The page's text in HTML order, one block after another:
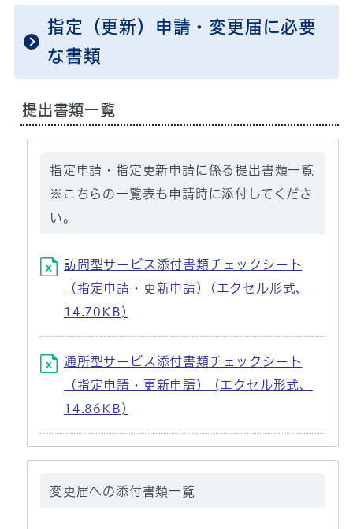
指定（更新）申請・変更届に必要
な書類
提出書類一覧
指定申請・指定更新申請に係る提出書類一覧
※こちらの一覧表も申請時に添付してくださ
い。
訪問型サービス添付書類チェックシート
（指定申請・更新申請）(エクセル形式、
14.70KB)
通所型サービス添付書類チェックシート
（指定申請・更新申請） (エクセル形式、
14.86KB)
変更届への添付書類一覧